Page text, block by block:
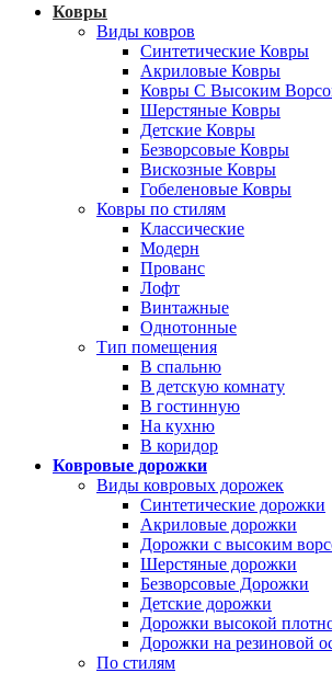
Ковры
Виды ковров
Синтетические Ковры
Акриловые Ковры
Ковры С Высоким
Шерстяные Ковры
Детские Ковры
Безворсовые Ковры
Вискозные Ковры
Гобеленовые Ковры
Ковры по стилям
Классические
Модерн
Прованс
Лофт
Винтажные
Однотонные
Тип помещения
В спальню
В детскую комнату
В гостинную
На кухню
В коридор
Ковровые дорожки
Виды ковровых дорожек
Синтетические дорожки
Акриловые дорожки
Дорожки с высоким
Шерстяные дорожки
Безворсовые Дорожки
Детские дорожки
Дорожки высокой
Дорожки на резиновой
По стилям